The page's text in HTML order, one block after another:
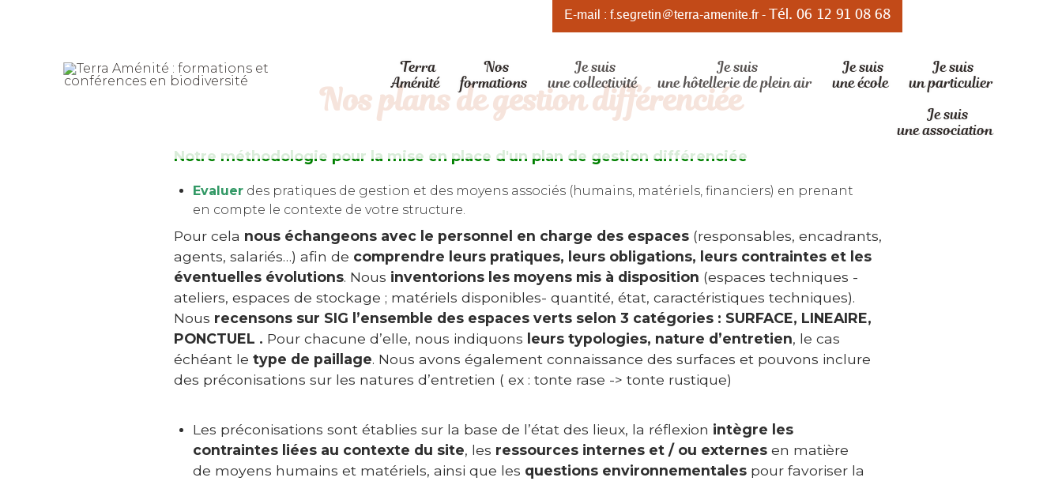
E-mail :f.segretin@terra-amenite.fr-Tél. 06 12 91 08 68
Terra
Aménité
Nos
formations
Je suis
une collectivité
Je suis
une hôtellerie de plein air
Je suis
une école
Je suis
un particulier
Je suis
une association
Nos plans de gestion différenciée
Notre méthodologie pour la mise en place d'un plan de gestion différenciée
Evaluerdes pratiques de gestion et des moyens associés (humains, matériels, financiers) en prenant
en compte le contexte de votre structure.
Pour cela nous échangeons avec le personnel en charge des espaces(responsables, encadrants,
agents, salariés…) afin de comprendre leurs pratiques, leurs obligations, leurs contraintes et les
éventuelles évolutions. Nous inventorions les moyens mis à disposition (espaces techniques -
ateliers, espaces de stockage ; matériels disponibles- quantité, état, caractéristiques techniques).
Nous recensons sur SIG l’ensemble des espaces verts selon 3 catégories : SURFACE, LINEAIRE,
PONCTUEL . Pour chacune d’elle, nous indiquons leurs typologies, nature d’entretien, le cas
échéant le type de paillage. Nous avons également connaissance des surfaces et pouvons inclure
des préconisations sur les natures d’entretien ( ex : tonte rase -> tonte rustique)
Les préconisations sont établies sur la base de l’état des lieux, la réflexion intègre les
contraintes liées au contexte du site, les ressources internes et / ou externesen matière
de moyens humains et matériels, ainsi que les questions environnementalespour favoriser la